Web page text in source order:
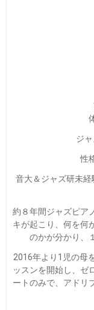
ジ
性
音大＆ジャズ研未
約８年間ジャズピア
キが起こり、何を何
のかが分かり、
2016年より1児の母
ッスンを開始し、ゼ
ートのみで、アドリ